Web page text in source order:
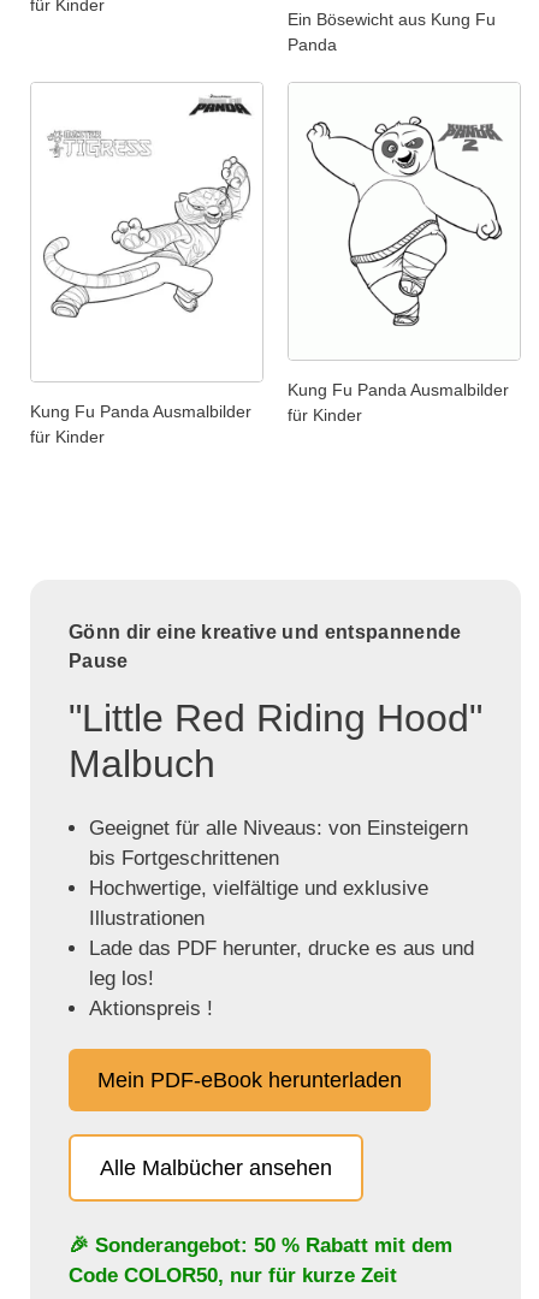
für Kinder
Ein Bösewicht aus Kung Fu
Panda
Kung Fu Panda Ausmalbilder
für Kinder
Kung Fu Panda Ausmalbilder
für Kinder
Gönn dir eine kreative und entspannende
Pause
"Little Red Riding Hood"
Malbuch
Geeignet für alle Niveaus: von Einsteigern
bis Fortgeschrittenen
Hochwertige, vielfältige und exklusive
Illustrationen
Lade das PDF herunter, drucke es aus und
leg los!
Aktionspreis !
Mein PDF-eBook herunterladen
Alle Malbücher ansehen
🎉 Sonderangebot: 50 % Rabatt mit dem
Code COLOR50, nur für kurze Zeit